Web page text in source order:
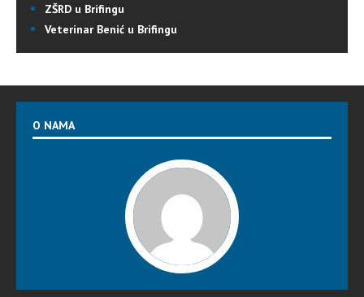
ZŠRD u Brifingu
Veterinar Benić u Brifingu
O NAMA